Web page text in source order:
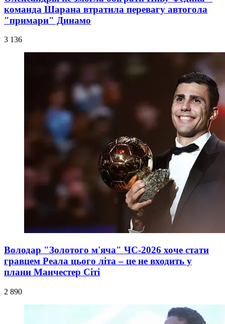
команда Шарана втратила перевагу автогола
"примари" Динамо
3 136
Володар "Золотого м'яча" ЧС-2026 хоче стати
гравцем Реала цього літа – це не входить у
плани Манчестер Сіті
2 890